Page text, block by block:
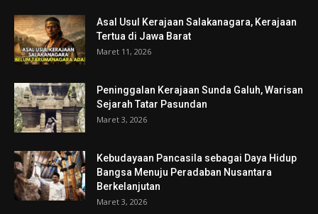
Asal Usul Kerajaan Salakanagara, Kerajaan
Tertua di Jawa Barat
Maret 11, 2026
Peninggalan Kerajaan Sunda Galuh, Warisan
Sejarah Tatar Pasundan
Maret 3, 2026
Kebudayaan Pancasila sebagai Daya Hidup
Bangsa Menuju Peradaban Nusantara
Berkelanjutan
Maret 3, 2026